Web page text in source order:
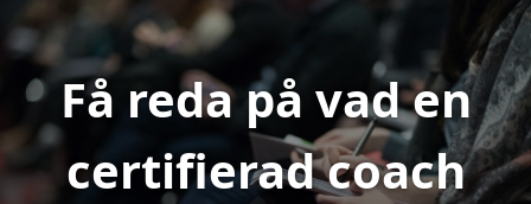
Få reda på vad en
certifierad coach